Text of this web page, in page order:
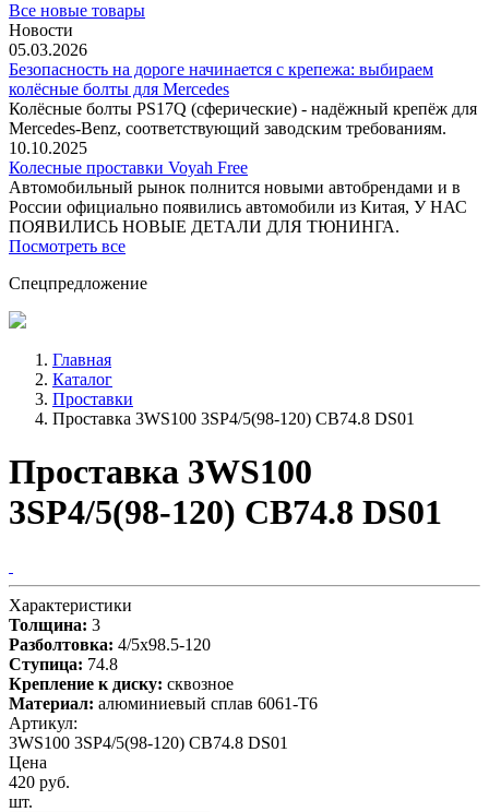
Все новые товары
Новости
05.03.2026
Безопасность на дороге начинается с крепежа: выбираем
колёсные болты для Mercedes
Колёсные болты PS17Q (сферические) - надёжный крепёж для
Mercedes‑Benz, соответствующий заводским требованиям.
10.10.2025
Колесные проставки Voyah Free
Автомобильный рынок полнится новыми автобрендами и в
России официально появились автомобили из Китая, У НАС
ПОЯВИЛИСЬ НОВЫЕ ДЕТАЛИ ДЛЯ ТЮНИНГА.
Посмотреть все
Спецпредложение
Главная
Каталог
Проставки
Проставка 3WS100 3SP4/5(98-120) CB74.8 DS01
Проставка 3WS100
3SP4/5(98-120) CB74.8 DS01
Характеристики
Толщина: 3
Разболтовка: 4/5x98.5-120
Ступица: 74.8
Крепление к диску: сквозное
Материал: алюминиевый сплав 6061-T6
Артикул:
3WS100 3SP4/5(98-120) CB74.8 DS01
Цена
420 руб.
шт.